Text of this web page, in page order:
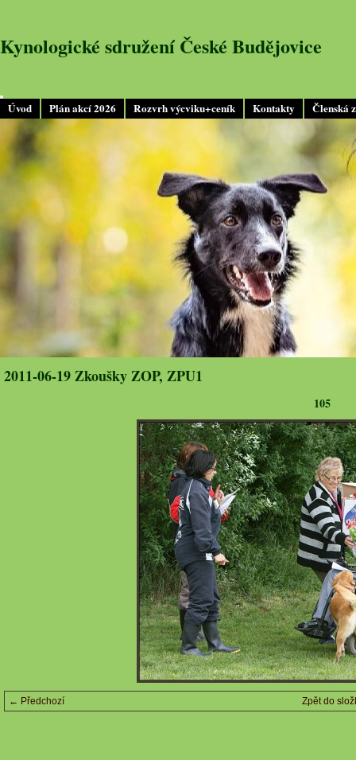
Úvod Plán akcí 2026 Rozvrh výcviku+ceník Kontakty Členská
Kynologické sdružení České Budějovice
2011-06-19 Zkoušky ZOP, ZPU1
105
← Předchozí Zpět do